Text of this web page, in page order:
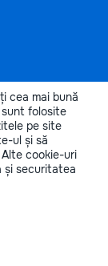
cea mai bună
folosite
pe site
ul și să
cookie-uri
și securitatea